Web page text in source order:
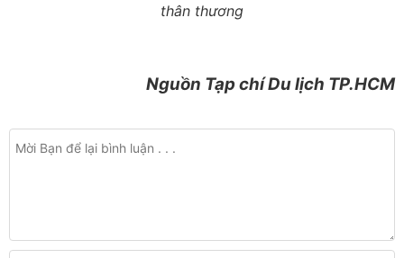
thân thương
Nguồn Tạp chí Du lịch TP.HCM